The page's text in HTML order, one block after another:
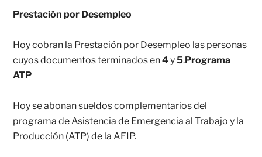
Prestación por Desempleo
Hoy cobran la Prestación por Desempleo las personas
cuyos documentos terminados en4y5.Programa
ATP
Hoy se abonan sueldos complementarios del
programa de Asistencia de Emergencia al Trabajo y la
Producción (ATP) de la AFIP.